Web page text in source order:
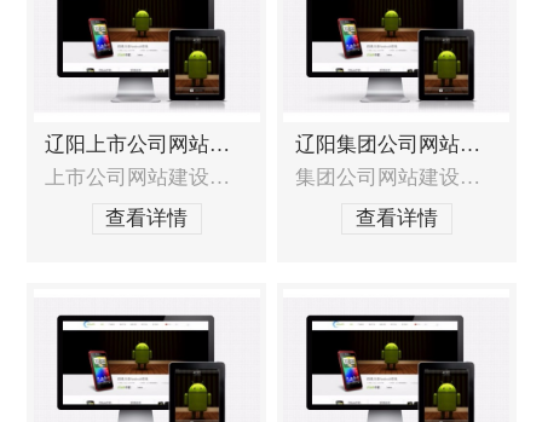
辽阳上市公司网站建设
上市公司网站建设的特殊需求上市公司网站形象未收到重视，影响投资者的判断；上市公司网站未能及时披露信息，不能为投资者带来帮助；上市公司网络正面口碑信息和公信力缺失，降低投资者信心；上市公司网站建设服务范围网站定位分析及建议，包含网站策划布局和结构，形成一整套解决方案；上市公司网站的形象界面创意设计以及DIV前台结构布局；系
查看详情
辽阳集团公司网站建设
集团公司网站建设的特殊需求 集团跨行业经营，涉猎各个产业，旗下企业众多，产品线庞大，如何整合并得到展示效果？团有着悠久的历史文化、强大的团队、充沛的资源、丰富的经验，如何整合并得到展示效果？集团区域性广，牵涉到众多下属公司，如何进行网站整体管控，并让下属公司参与到运营和管理中来？集团网站的架构该如何进行规划？才能
查看详情